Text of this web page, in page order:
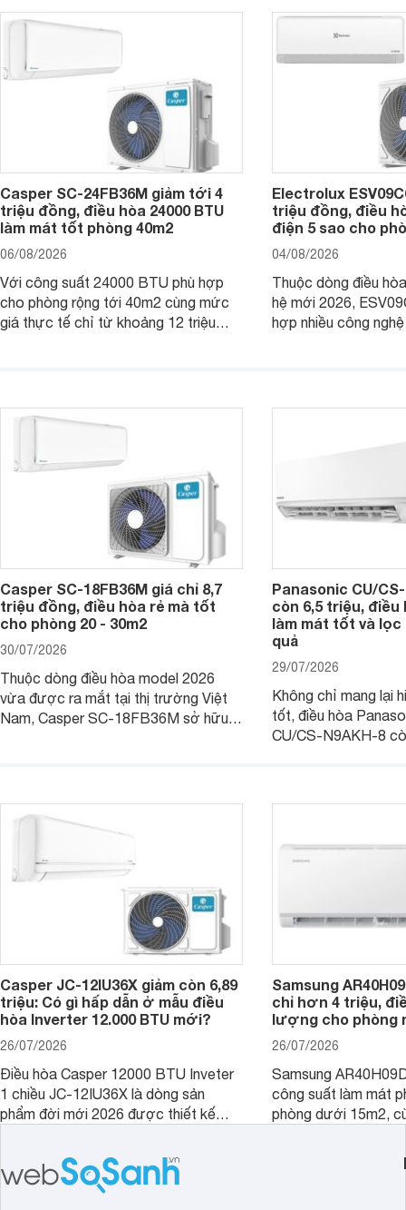
Casper SC-24FB36M giảm tới 4
triệu đồng, điều hòa 24000 BTU
làm mát tốt phòng 40m2
06/08/2026
Với công suất 24000 BTU phù hợp
cho phòng rộng tới 40m2 cùng mức
giá thực tế chỉ từ khoảng 12 triệu
Electrolux
triệu đồng, điều
điện 5 sao cho
04/08/2026
Thuộc dòng điều
hệ mới 2026,
hợp nhiều công
Casper SC-18FB36M giá chỉ 8,7
triệu đồng, điều hòa rẻ mà tốt
cho phòng 20 - 30m2
30/07/2026
Thuộc dòng điều hòa model 2026
vừa được ra mắt tại thị trường Việt
Nam, Casper SC-18FB36M sở hữu
nhiều tính năng và công nghệ hiện đại.
Panasonic CU/
còn 6,5 triệu, điều
làm mát tốt và lọc
quả
29/07/2026
Không chỉ mang lại
tốt, điều hòa
CU/CS-N9AKH-8
Casper JC-12IU36X giảm còn 6,89
triệu: Có gì hấp dẫn ở mẫu điều
hòa Inverter 12.000 BTU mới?
26/07/2026
Điều hòa Casper 12000 BTU Inveter
1 chiều JC-12IU36X là dòng sản
phẩm đời mới 2026 được thiết kế
sở hữu khả năng làm mát tốt mà còn
có giá bán rất hợp lý.
Samsung
chỉ hơn 4 triệu,
lượng cho phòng
26/07/2026
Samsung
công suất làm mát
phòng dưới 15m2,
phòng ngủ, phòng